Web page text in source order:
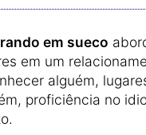
em sueco
em um
alguém,
proficiência no